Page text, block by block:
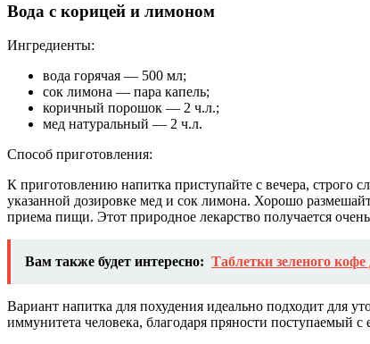
Вода с корицей и лимоном
Ингредиенты:
вода горячая — 500 мл;
сок лимона — пара капель;
коричный порошок — 2 ч.л.;
мед натуральный — 2 ч.л.
Способ приготовления:
К приготовлению напитка приступайте с вечера, строго
указанной дозировке мед и сок лимона. Хорошо
приема пищи. Этот природное лекарство получается
Вам также будет интересно: Таблетки зеленого
Вариант напитка для похудения идеально подходит для
иммунитета человека, благодаря пряности поступаемый с